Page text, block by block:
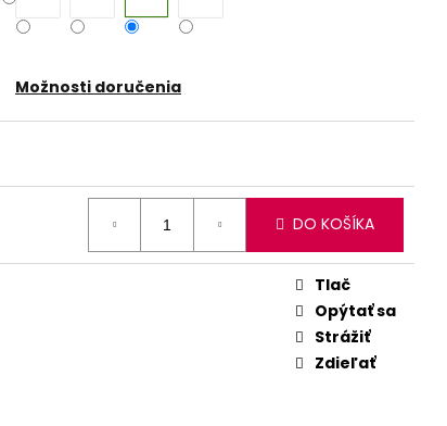
Možnosti doručenia
DO KOŠÍKA
Tlač
Opýtať sa
Strážiť
Zdieľať